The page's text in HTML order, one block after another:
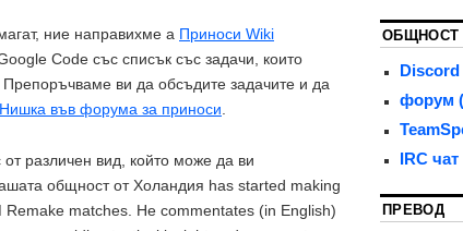
ние направихме a Приноси Wiki
Code със списък със задачи, които
ви да обсъдите задачите и да
Нишка във форума за приноси
различен вид, който може да ви
общност от Холандия has started making
matches. He commentates (in English)
ОБЩНОСТ
Discord
форум
IRC чат
ПРЕВОД